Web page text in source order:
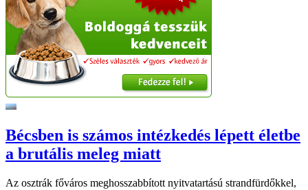
Bécsben is számos intézkedés lépett életbe
a brutális meleg miatt
Az osztrák főváros meghosszabbított nyitvatartású strandfürdőkkel,